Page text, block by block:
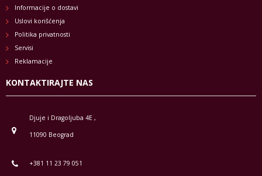
Informacije o dostavi
Uslovi korišćenja
Politika privatnosti
Servisi
Reklamacije
KONTAKTIRAJTE NAS
Djuje i Dragoljuba 4E ,
11090 Beograd
+381 11 23 79 051